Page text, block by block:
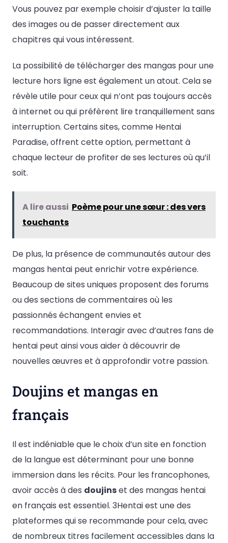
Vous pouvez par exemple choisir d’ajuster la taille
des images ou de passer directement aux
chapitres qui vous intéressent.
La possibilité de télécharger des mangas pour une
lecture hors ligne est également un atout. Cela se
révèle utile pour ceux qui n’ont pas toujours accès
à internet ou qui préfèrent lire tranquillement sans
interruption. Certains sites, comme Hentai
Paradise, offrent cette option, permettant à
chaque lecteur de profiter de ses lectures où qu’il
soit.
A lire aussi Poème pour une sœur : des vers
touchants
De plus, la présence de communautés autour des
mangas hentai peut enrichir votre expérience.
Beaucoup de sites uniques proposent des forums
ou des sections de commentaires où les
passionnés échangent envies et
recommandations. Interagir avec d’autres fans de
hentai peut ainsi vous aider à découvrir de
nouvelles œuvres et à approfondir votre passion.
Doujins et mangas en
français
Il est indéniable que le choix d’un site en fonction
de la langue est déterminant pour une bonne
immersion dans les récits. Pour les francophones,
avoir accès à des doujinset des mangas hentai
en français est essentiel. 3Hentai est une des
plateformes qui se recommande pour cela, avec
de nombreux titres facilement accessibles dans la